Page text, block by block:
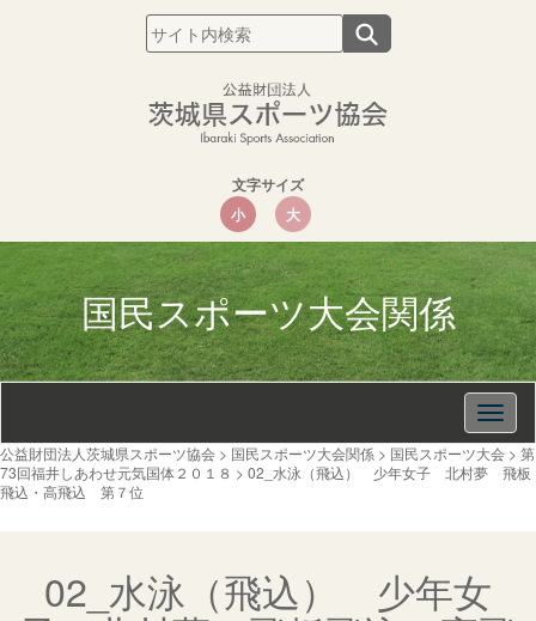
文字サイズ
小
大
国民スポーツ大会関係
公益財団法人茨城県スポーツ協会 > 国民スポーツ大会関係 > 国民スポーツ大会 > 第
73回福井しあわせ元気国体２０１８ > 02_水泳（飛込） 少年女子 北村夢 飛板
飛込・高飛込 第７位
02_水泳（飛込） 少年女